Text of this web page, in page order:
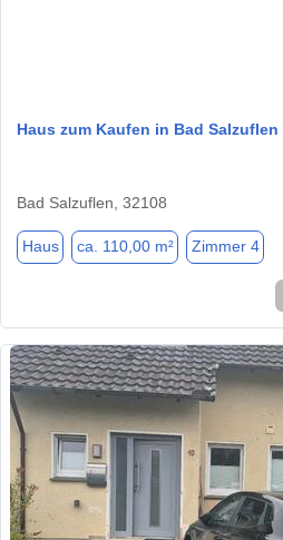
Haus zum Kaufen in Bad Salzuflen
Bad Salzuflen, 32108
Haus ca. 110,00 m² Zimmer 4